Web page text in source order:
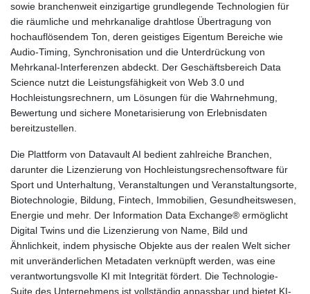
sowie branchenweit einzigartige grundlegende Technologien für
die räumliche und mehrkanalige drahtlose Übertragung von
hochauflösendem Ton, deren geistiges Eigentum Bereiche wie
Audio-Timing, Synchronisation und die Unterdrückung von
Mehrkanal-Interferenzen abdeckt. Der Geschäftsbereich Data
Science nutzt die Leistungsfähigkeit von Web 3.0 und
Hochleistungsrechnern, um Lösungen für die Wahrnehmung,
Bewertung und sichere Monetarisierung von Erlebnisdaten
bereitzustellen.
Die Plattform von Datavault AI bedient zahlreiche Branchen,
darunter die Lizenzierung von Hochleistungsrechensoftware für
Sport und Unterhaltung, Veranstaltungen und Veranstaltungsorte,
Biotechnologie, Bildung, Fintech, Immobilien, Gesundheitswesen,
Energie und mehr. Der Information Data Exchange® ermöglicht
Digital Twins und die Lizenzierung von Name, Bild und
Ähnlichkeit, indem physische Objekte aus der realen Welt sicher
mit unveränderlichen Metadaten verknüpft werden, was eine
verantwortungsvolle KI mit Integrität fördert. Die Technologie-
Suite des Unternehmens ist vollständig anpassbar und bietet KI-